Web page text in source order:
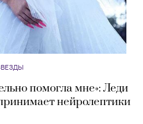
помогла мне»: Леди
нейролептики